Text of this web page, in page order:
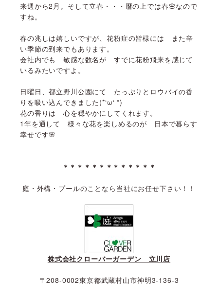
来週から2月。そして立春・・・暦の上では春🌸なので
すね。
春の兆しは嬉しいですが、花粉症の皆様には また辛
い季節の到来でもあります。
会社内でも 敏感な数名が すでに花粉飛来を感じて
いるみたいですよ。
日曜日、都立野川公園にて たっぷりとロウバイの香
りを吸い込んできました(*‘ω‘ *)
花の香りは 心を穏やかにしてくれます。
1年を通して 様々な花を楽しめるのが 日本で暮らす
幸せです🌸
＊＊＊＊＊＊＊＊＊＊＊＊＊
庭・外構・プールのことなら当社にお任せ下さい！！
株式会社クローバーガーデン 立川店
〒208-0002東京都武蔵村山市神明3-136-3